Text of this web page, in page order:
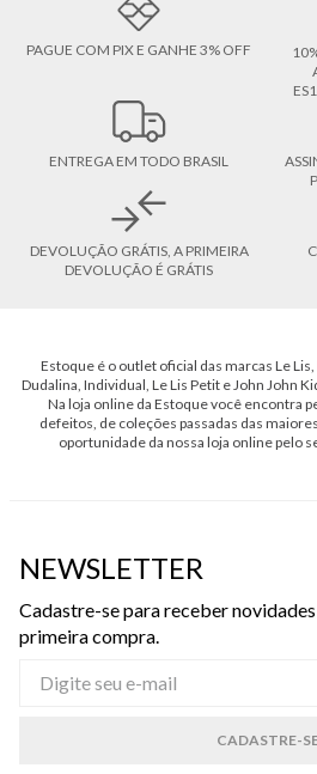
PAGUE COM PIX E GANHE 3% OFF
ENTREGA EM TODO BRASIL
DEVOLUÇÃO GRÁTIS, A PRIMEIRA
DEVOLUÇÃO É GRÁTIS
Estoque é o outlet oficial das marcas Le Lis,
Dudalina, Individual, Le Lis Petit e John John
Na loja online da Estoque você encontra
defeitos, de coleções passadas das
oportunidade da nossa loja online pelo
NEWSLETTER
Cadastre-se para receber novidades
primeira compra.